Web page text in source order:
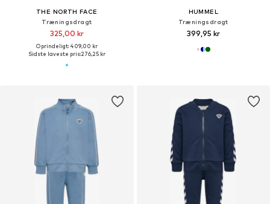
THE NORTH FACE
Træningsdragt
325,00 kr
Oprindeligt: 409,00 kr
Sidste laveste pris:276,25 kr
HUMMEL
Træningsdragt
399,95 kr